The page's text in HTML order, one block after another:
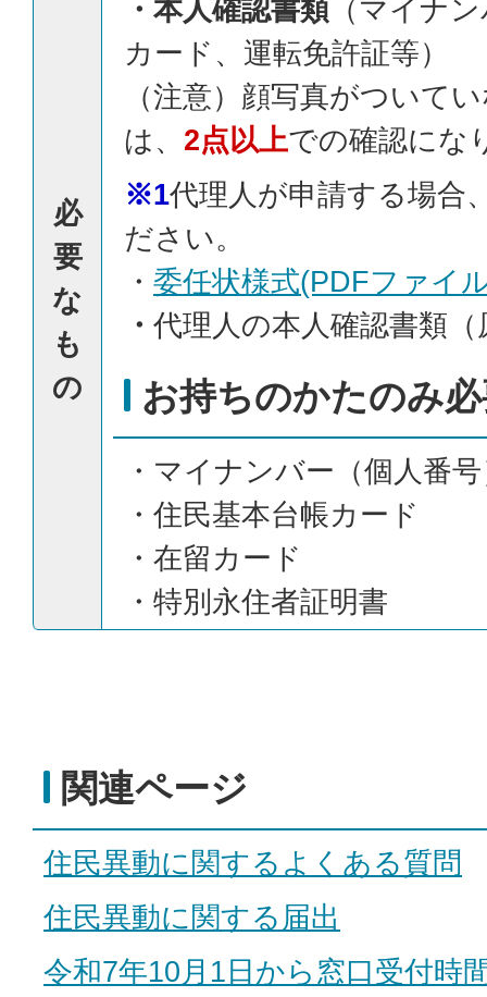
必
要
な
も
の
・本人確認書類（マイナ
カード、運転免許証等）
（注意）顔写真がついて
は、 2点以上での確認にな
※1代理人が申請する場合
ださい。
・ 委任状様式(PDFファイ
・ 代理人の本人確認書類（
お持ちのかたのみ
・マイナンバー（個人番
・住民基本台帳カード
・在留カード
・特別永住者証明書
関連ページ
住民異動に関するよくある質問
住民異動に関する届出
令和7年10月1日から窓口受付時